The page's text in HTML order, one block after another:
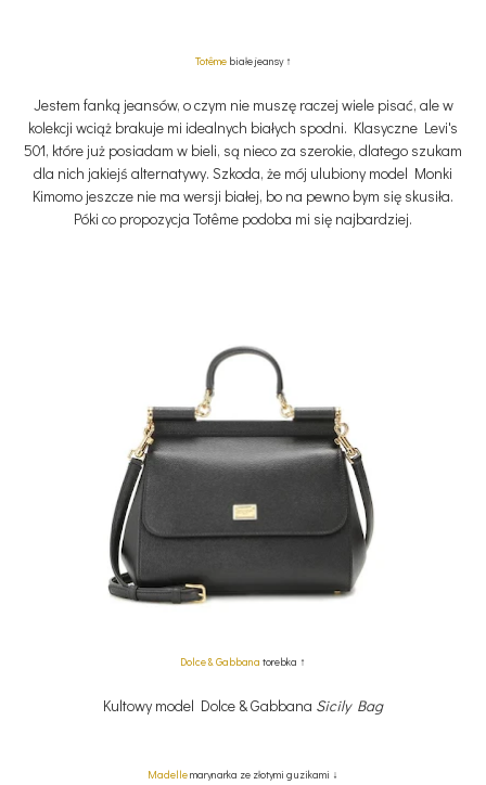
Totêmebiałe jeansy ↑
Jestem fanką jeansów, o czym nie muszę raczej wiele pisać, ale w
kolekcji wciąż brakuje mi idealnych białych spodni. Klasyczne Levi's
501, które już posiadam w bieli, są nieco za szerokie, dlatego szukam
dla nich jakiejś alternatywy. Szkoda, że mój ulubiony model Monki
Kimomo jeszcze nie ma wersji białej, bo na pewno bym się skusiła.
Póki co propozycja Totême podoba mi się najbardziej.
Dolce & Gabbana torebka ↑
Kultowy model Dolce & Gabbana Sicily Bag
Madellemarynarka ze złotymi guzikami ↓